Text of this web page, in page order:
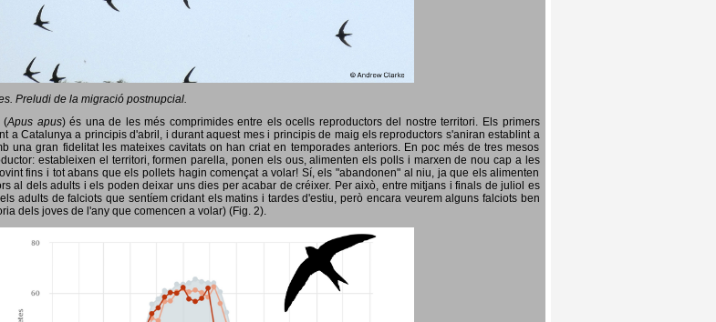
Preludi de la migració postnupcial.
(Apus apus) és una de les més comprimides entre els ocells reproductors del nostre territori. Els primers
a Catalunya a principis d'abril, i durant aquest mes i principis de maig els reproductors s'aniran establint a
una gran fidelitat les mateixes cavitats on han criat en temporades anteriors. En poc més de tres mesos
estableixen el territori, formen parella, ponen els ous, alimenten els polls i marxen de nou cap a les
fins i tot abans que els pollets hagin començat a volar! Sí, els "abandonen" al niu, ja que els alimenten
al dels adults i els poden deixar uns dies per acabar de créixer. Per això, entre mitjans i finals de juliol es
adults de falciots que sentíem cridant els matins i tardes d'estiu, però encara veurem alguns falciots ben
dels joves de l'any que comencen a volar) (Fig. 2).